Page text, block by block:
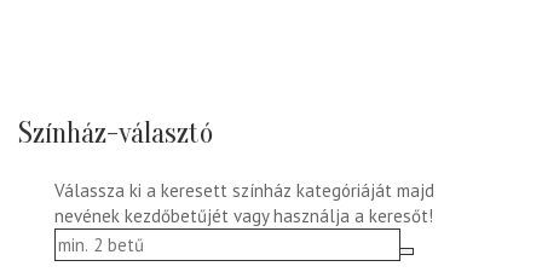
Színház-választó
Válassza ki a keresett színház kategóriáját majd
nevének kezdőbetűjét vagy használja a keresőt!